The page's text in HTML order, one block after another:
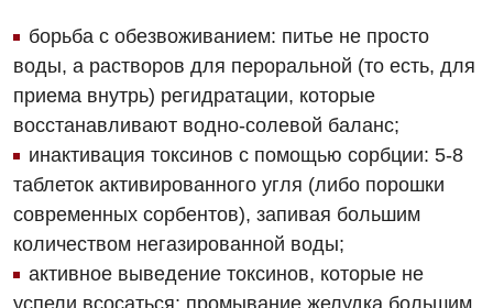
Гастроэнтерология
Гематология
Дерматовенерология
Диетология
Кардиология
Маммология
Медицинская психология
борьба с обезвоживанием: питье не просто
воды, а растворов для пероральной (то есть, для
приема внутрь) регидратации, которые
восстанавливают водно-солевой баланс;
инактивация токсинов с помощью сорбции: 5-8
таблеток активированного угля (либо порошки
современных сорбентов), запивая большим
количеством негазированной воды;
активное выведение токсинов, которые не
успели всосаться: промывание желудка большим